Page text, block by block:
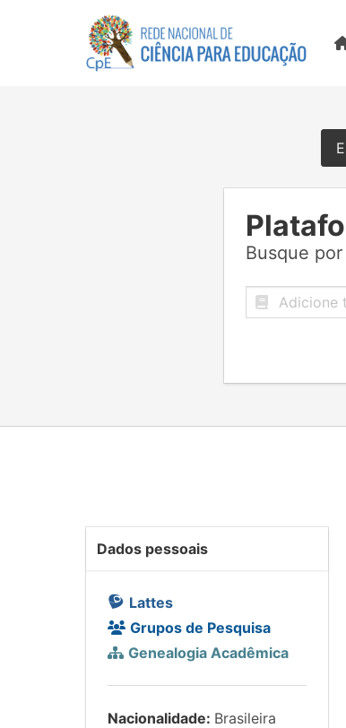
Busque
Dados pessoais
Lattes
Grupos de Pesquisa
Genealogia Acadêmica
Nacionalidade: Brasileira